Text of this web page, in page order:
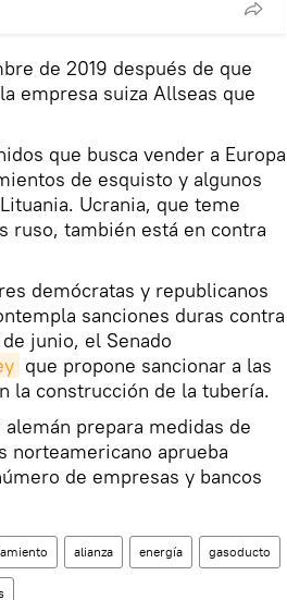
de 2019 después de que
empresa suiza Allseas que
que busca vender a Europa
de esquisto y algunos
Ucrania, que teme
ruso, también está en contra
demócratas y republicanos
sanciones duras contra
junio, el Senado
que propone sancionar a las
la construcción de la tubería.
prepara medidas de
norteamericano aprueba
de empresas y bancos
alianza energía gasoducto